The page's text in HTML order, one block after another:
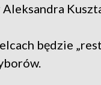
będzie